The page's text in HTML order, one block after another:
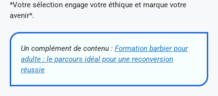
*Votre sélection engage votre éthique et marque votre
avenir*.
Un complément de contenu : Formation barbier pour
adulte : le parcours idéal pour une reconversion
réussie